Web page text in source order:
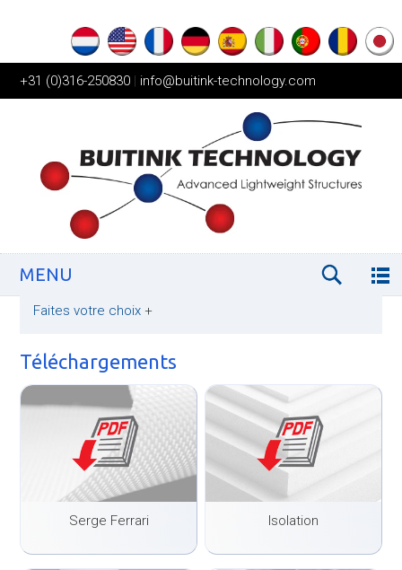
+31 (0)316-250830 | info@buitink-technology.com
MENU
Faites votre choix +
Téléchargements
Serge Ferrari Isolation